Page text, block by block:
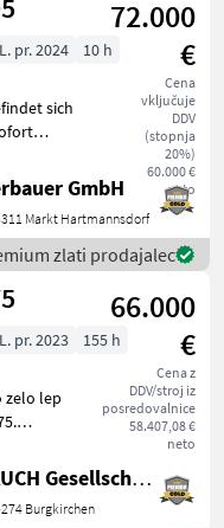
72.000
€
Cena
vključuje
DDV
(stopnja
20%)
60.000 €
neto
L. pr. 2024 10 h
sich
sofo
GmbH
Markt Hartmannsdorf
zlati prodajalec
66.000
€
Cena z
DDV/stroj iz
posredovalnice
58.407,08 €
neto
L. pr. 2023 155 h
zelo lep
hidravlični
- 5
MAUCH Gesellschaft m.b.H. & Co.KG
Burgkirchen